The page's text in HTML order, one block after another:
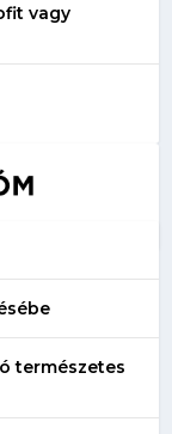
vagy
természetes